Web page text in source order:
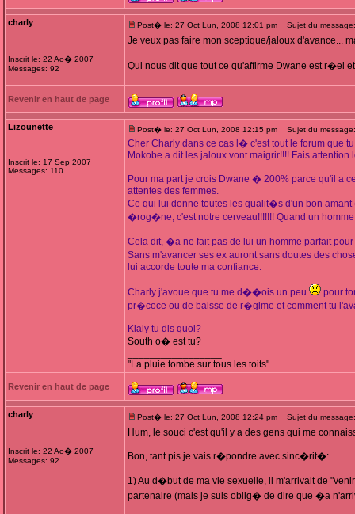
charly
Inscrit le: 22 Ao� 2007
Messages: 92
Post� le: 27 Oct Lun, 2008 12:01 pm Sujet du message:
Je veux pas faire mon sceptique/jaloux d'avance...
Qui nous dit que tout ce qu'affirme Dwane est r�el
Revenir en haut de page
Lizounette
Inscrit le: 17 Sep 2007
Messages: 110
Post� le: 27 Oct Lun, 2008 12:15 pm Sujet du
Cher Charly dans ce cas l� c'est tout le forum que
Mokobe a dit les jaloux vont maigrir!!!! Fais
Pour ma part je crois Dwane � 200% parce qu'il a
attentes des femmes.
Ce qui lui donne toutes les qualit�s d'un bon
�rog�ne, c'est notre cerveau!!!!!!! Quand un
Cela dit, �a ne fait pas de lui un homme parfait pour
Sans m'avancer ses ex auront sans doutes des
lui accorde toute ma confiance.
Charly j'avoue que tu me d��ois un peu
pour
pr�coce ou de baisse de r�gime et comment tu
Kialy tu dis quoi?
South o� est tu?
"La pluie tombe sur tous les toits"
Revenir en haut de page
charly
Inscrit le: 22 Ao� 2007
Messages: 92
Post� le: 27 Oct Lun, 2008 12:24 pm Sujet du message:
Hum, le souci c'est qu'il y a des gens qui me
Bon, tant pis je vais r�pondre avec sinc�rit�:
1) Au d�but de ma vie sexuelle, il m'arrivait de
partenaire (mais je suis oblig� de dire que �a